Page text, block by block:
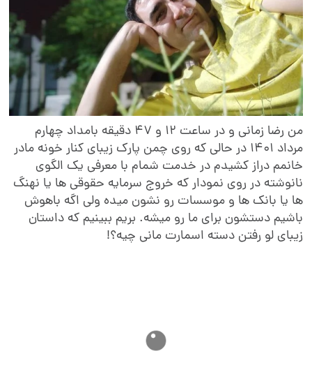
من رضا زمانی و در ساعت ۱۲ و ۴۷ دقیقه بامداد چهارم
مرداد ۱۴۰۱ در حالی که روی چمن پارک زیبای کنار خونه مادر
دراز کشیدم در خدمت شمام با معرفی یک الگوی
در روی نمودار که خروج سرمایه حقوقی ها یا نهنگ
یا بانک ها و موسسات رو نشون میده ولی اگه باهوش
دستشون برای ما رو میشه. بریم ببینیم که داستان
لو رفتن دسته اسمارت مانی چیه؟!